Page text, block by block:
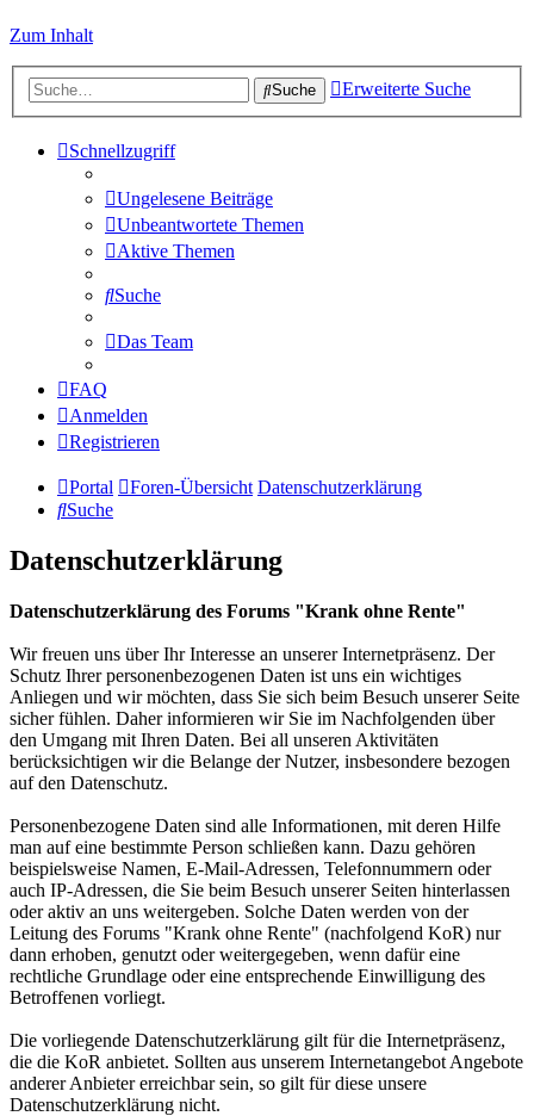
Zum Inhalt
Suche Erweiterte Suche
Schnellzugriff
Ungelesene Beiträge
Unbeantwortete Themen
Aktive Themen
Suche
Das Team
FAQ
Anmelden
Registrieren
Portal Foren-Übersicht Datenschutzerklärung
Suche
Datenschutzerklärung
Datenschutzerklärung des Forums "Krank ohne Rente"
Wir freuen uns über Ihr Interesse an unserer Internetpräsenz. Der
Schutz Ihrer personenbezogenen Daten ist uns ein wichtiges
Anliegen und wir möchten, dass Sie sich beim Besuch unserer Seite
sicher fühlen. Daher informieren wir Sie im Nachfolgenden über
den Umgang mit Ihren Daten. Bei all unseren Aktivitäten
berücksichtigen wir die Belange der Nutzer, insbesondere bezogen
auf den Datenschutz.
Personenbezogene Daten sind alle Informationen, mit deren Hilfe
man auf eine bestimmte Person schließen kann. Dazu gehören
beispielsweise Namen, E-Mail-Adressen, Telefonnummern oder
auch IP-Adressen, die Sie beim Besuch unserer Seiten hinterlassen
oder aktiv an uns weitergeben. Solche Daten werden von der
Leitung des Forums "Krank ohne Rente" (nachfolgend KoR) nur
dann erhoben, genutzt oder weitergegeben, wenn dafür eine
rechtliche Grundlage oder eine entsprechende Einwilligung des
Betroffenen vorliegt.
Die vorliegende Datenschutzerklärung gilt für die Internetpräsenz,
die die KoR anbietet. Sollten aus unserem Internetangebot Angebote
anderer Anbieter erreichbar sein, so gilt für diese unsere
Datenschutzerklärung nicht.